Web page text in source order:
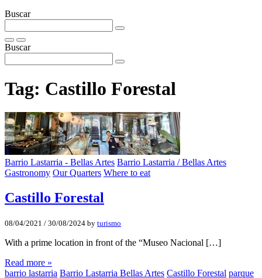
Buscar
Buscar
Tag: Castillo Forestal
Barrio Lastarria - Bellas Artes Barrio Lastarria / Bellas Artes
Gastronomy Our Quarters Where to eat
Castillo Forestal
08/04/2021 / 30/08/2024 by turismo
With a prime location in front of the “Museo Nacional […]
Read more »
barrio lastarria Barrio Lastarria Bellas Artes Castillo Forestal parque